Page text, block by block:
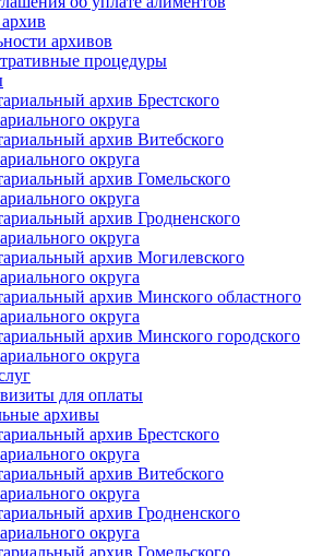
архивов
процедуры
архив Брестского
округа
архив Витебского
округа
архив Гомельского
округа
архив Гродненского
округа
архив Могилевского
округа
архив Минского областного
округа
архив Минского городского
округа
для оплаты
архивы
архив Брестского
округа
архив Витебского
округа
архив Гродненского
округа
архив Гомельского